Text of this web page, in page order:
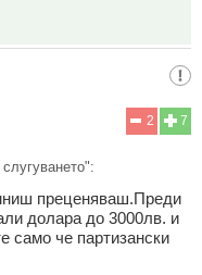
7
2
преценяваш.Преди
долара до 3000лв. и
само че партизански